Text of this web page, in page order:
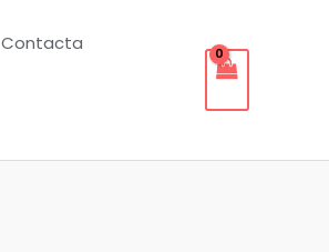
Contacta